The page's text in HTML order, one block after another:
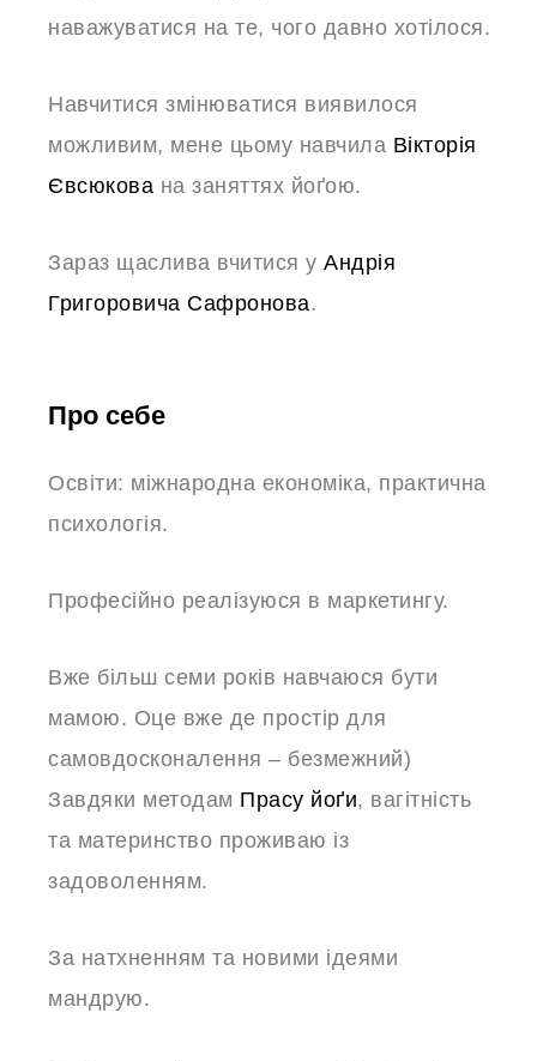
наважуватися на те, чого давно хотілося.
Навчитися змінюватися виявилося
можливим, мене цьому навчила Вікторія
Євсюкова на заняттях йоґою.
Зараз щаслива вчитися у Андрія
Григоровича Сафронова.
Про себе
Освіти: міжнародна економіка, практична
психологія.
Професійно реалізуюся в маркетингу.
Вже більш семи років навчаюся бути
мамою. Оце вже де простір для
самовдосконалення – безмежний)
Завдяки методам Прасу йоґи, вагітність
та материнство проживаю із
задоволенням.
За натхненням та новими ідеями
мандрую.